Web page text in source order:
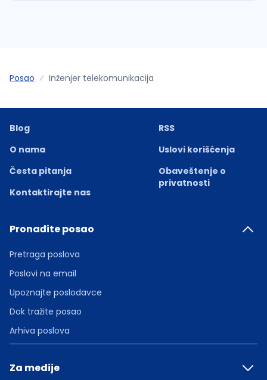
Posao Inženjer telekomunikacija
Blog
O nama
Česta pitanja
Kontaktirajte nas
RSS
Uslovi korišćenja
Obaveštenje o
privatnosti
Pronađite posao
Pretraga poslova
Poslovi na email
Upoznajte poslodavce
Dok tražite posao
Arhiva poslova
Za medije